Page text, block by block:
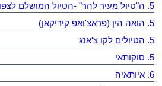
5. ה"טיול מעיר להר" -הטיול המושלם לצפון
5. הואה הין (פראצ'ואפ קיריקאן)
5. הטיולים לקו צ'אנג
5. סוקותאי
6. איותאיה